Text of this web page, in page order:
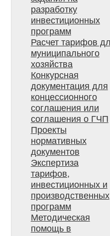
разработку
инвестиционных
программ
Расчет тарифов
муниципального
хозяйства
Конкурсная
документация для
концессионного
соглашения или
соглашения о ГЧП
Проекты
нормативных
документов
Экспертиза
тарифов,
инвестиционных и
производственных
программ
Методическая
помощь в